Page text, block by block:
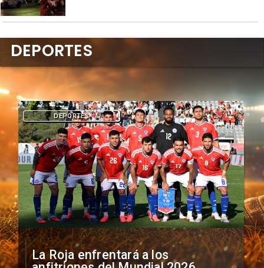
La Roja enfrentará a los
DEPORTES
DEPORTES